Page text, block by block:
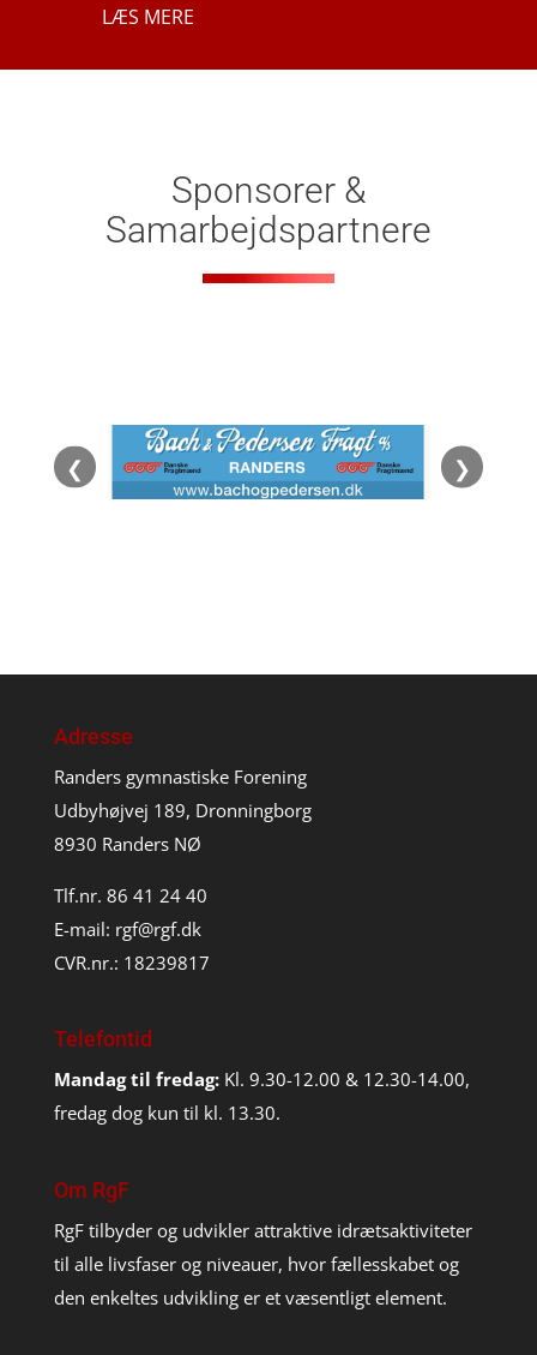
LÆS MERE
Sponsorer &
Samarbejdspartnere
❮ ❯
Adresse
Randers gymnastiske Forening
Udbyhøjvej 189, Dronningborg
8930 Randers NØ
Tlf.nr. 86 41 24 40
E-mail: rgf@rgf.dk
CVR.nr.: 18239817
Telefontid
Mandag til fredag: Kl. 9.30-12.00 & 12.30-14.00,
fredag dog kun til kl. 13.30.
Om RgF
RgF tilbyder og udvikler attraktive idrætsaktiviteter
til alle livsfaser og niveauer, hvor fællesskabet og
den enkeltes udvikling er et væsentligt element.